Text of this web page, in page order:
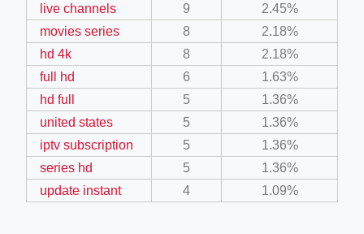
live channels
9
2.45%
movies series
8
2.18%
hd 4k
8
2.18%
full hd
6
1.63%
hd full
5
1.36%
united states
5
1.36%
iptv subscription
5
1.36%
series hd
5
1.36%
update instant
4 1.09%